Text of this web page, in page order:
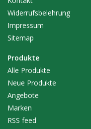
Widerrufsbelehrung
Impressum
Sitemap
Produkte
Alle Produkte
Neue Produkte
Angebote
Marken
RSS feed